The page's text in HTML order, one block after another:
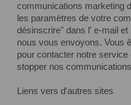
communications marketing
les paramètres de votre
désinscrire" dans l' e-mail
nous vous envoyons. Vous
pour contacter notre
stopper nos
Liens vers d'autres sites